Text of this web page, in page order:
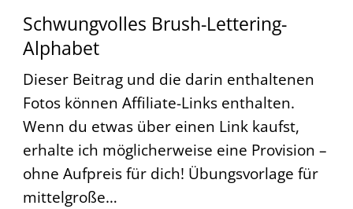
Schwungvolles Brush-Lettering-
Alphabet
Dieser Beitrag und die darin enthaltenen
Fotos können Affiliate-Links enthalten.
Wenn du etwas über einen Link kaufst,
erhalte ich möglicherweise eine Provision –
ohne Aufpreis für dich! Übungsvorlage für
mittelgroße…